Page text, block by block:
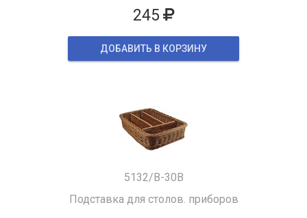
245
ДОБАВИТЬ В КОРЗИНУ
5132/B-30B
Подставка для столов. приборов